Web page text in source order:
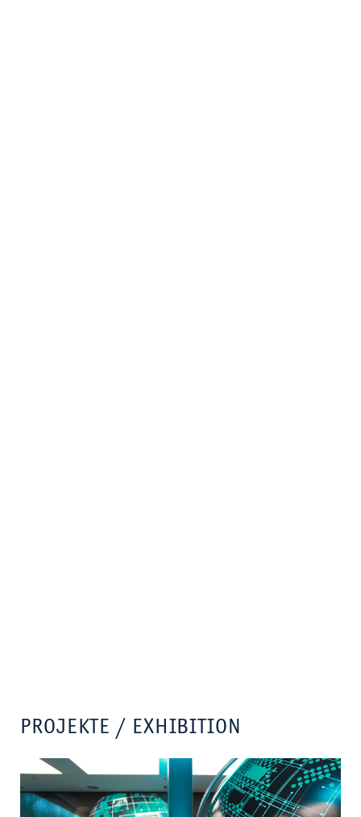
PROJEKTE / EXHIBITION